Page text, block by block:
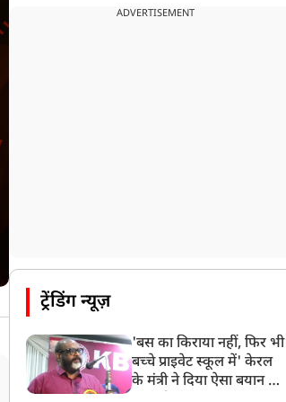
UP: लखनऊ में चलती कार में लगी आग, युवक
ADVERTISEMENT
ट्रेंडिंग न्यूज़
'बस का किराया नहीं, फिर भी
बच्चे प्राइवेट स्कूल में' केरल
के मंत्री ने दिया ऐसा बयान की